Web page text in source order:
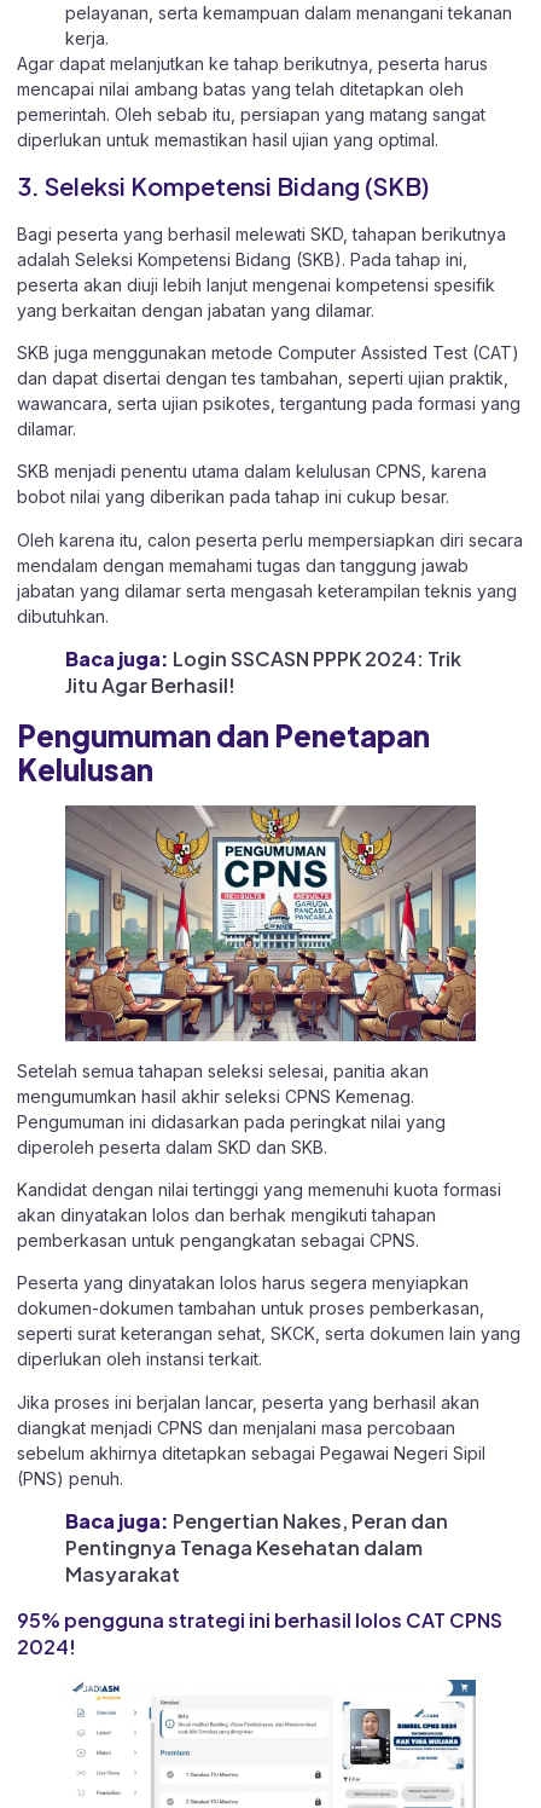
pelayanan, serta kemampuan dalam menangani tekanan
kerja.
Agar dapat melanjutkan ke tahap berikutnya, peserta harus
mencapai nilai ambang batas yang telah ditetapkan oleh
pemerintah. Oleh sebab itu, persiapan yang matang sangat
diperlukan untuk memastikan hasil ujian yang optimal.
3. Seleksi Kompetensi Bidang (SKB)
Bagi peserta yang berhasil melewati SKD, tahapan berikutnya
adalah Seleksi Kompetensi Bidang (SKB). Pada tahap ini,
peserta akan diuji lebih lanjut mengenai kompetensi spesifik
yang berkaitan dengan jabatan yang dilamar.
SKB juga menggunakan metode Computer Assisted Test (CAT)
dan dapat disertai dengan tes tambahan, seperti ujian praktik,
wawancara, serta ujian psikotes, tergantung pada formasi yang
dilamar.
SKB menjadi penentu utama dalam kelulusan CPNS, karena
bobot nilai yang diberikan pada tahap ini cukup besar.
Oleh karena itu, calon peserta perlu mempersiapkan diri secara
mendalam dengan memahami tugas dan tanggung jawab
jabatan yang dilamar serta mengasah keterampilan teknis yang
dibutuhkan.
Baca juga: Login SSCASN PPPK 2024: Trik
Jitu Agar Berhasil!
Pengumuman dan Penetapan
Kelulusan
Setelah semua tahapan seleksi selesai, panitia akan
mengumumkan hasil akhir seleksi CPNS Kemenag.
Pengumuman ini didasarkan pada peringkat nilai yang
diperoleh peserta dalam SKD dan SKB.
Kandidat dengan nilai tertinggi yang memenuhi kuota formasi
akan dinyatakan lolos dan berhak mengikuti tahapan
pemberkasan untuk pengangkatan sebagai CPNS.
Peserta yang dinyatakan lolos harus segera menyiapkan
dokumen-dokumen tambahan untuk proses pemberkasan,
seperti surat keterangan sehat, SKCK, serta dokumen lain yang
diperlukan oleh instansi terkait.
Jika proses ini berjalan lancar, peserta yang berhasil akan
diangkat menjadi CPNS dan menjalani masa percobaan
sebelum akhirnya ditetapkan sebagai Pegawai Negeri Sipil
(PNS) penuh.
Baca juga: Pengertian Nakes, Peran dan
Pentingnya Tenaga Kesehatan dalam
Masyarakat
95% pengguna strategi ini berhasil lolos CAT CPNS
2024!